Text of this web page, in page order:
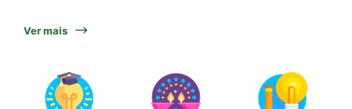
Ver mais